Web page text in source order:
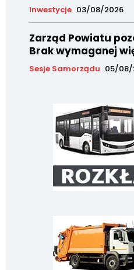
Inwestycje 03/08/2026
Zarząd Powiatu
Brak wymaganej
Sesje Samorządu 05/08/